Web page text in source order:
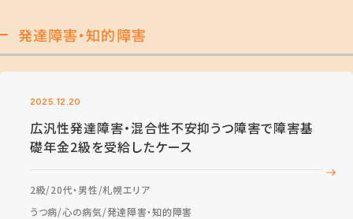
発達障害・知的障害
2025.12.20
広汎性発達障害・混合性不安抑うつ障害で障害基
礎年金2級を受給したケース
2級 20代・男性 札幌エリア
うつ病 心の病気 発達障害・知的障害